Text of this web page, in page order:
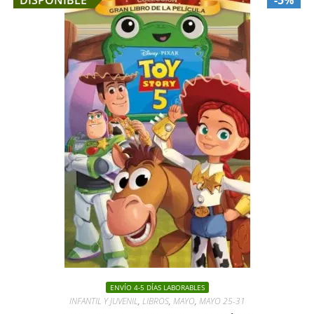
ENVÍO 4-5 DÍAS LABORABLES
INFANTIL Y JUVENIL, LIBROS, MAYO, MAYO 25-31